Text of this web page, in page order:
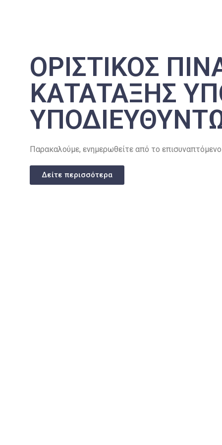
ΟΡΙΣΤΙΚΟΣ
ΚΑΤΑΤΑΞΗΣ
Παρακαλούμε, ενημερωθείτε από το επισυναπτόμενο
Δείτε περισσότερα